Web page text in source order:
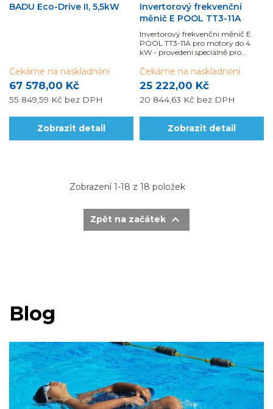
BADU Eco-Drive II, 5,5kW
67 578,00 Kč
55 849,59 Kč bez DPH
Čekáme na naskladnění
Zobrazit detail
Invertorový frekvenční
měnič E POOL TT3-11A
Invertorový frekvenční měnič E
POOL TT3-11A pro motory do 4
kW - provedení speciálně pro
25 222,00 Kč
20 844,63 Kč bez DPH
Čekáme na naskladnění
Zobrazit detail
Zobrazení 1-18 z 18 položek
Zpět na začátek 
Blog